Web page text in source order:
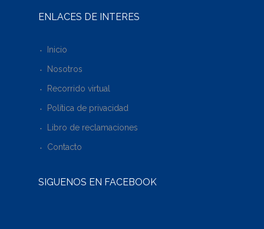
ENLACES DE INTERÉS
Inicio
Nosotros
Recorrido virtual
Política de privacidad
Libro de reclamaciones
Contacto
SÍGUENOS EN FACEBOOK